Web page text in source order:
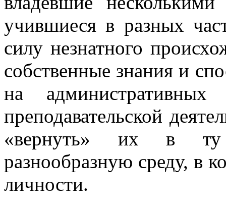
учившиеся в разных
силу незнатного
собственные знания и
на
преподавательской
«вернуть» их в ту
разнообразную среду, в
личности.